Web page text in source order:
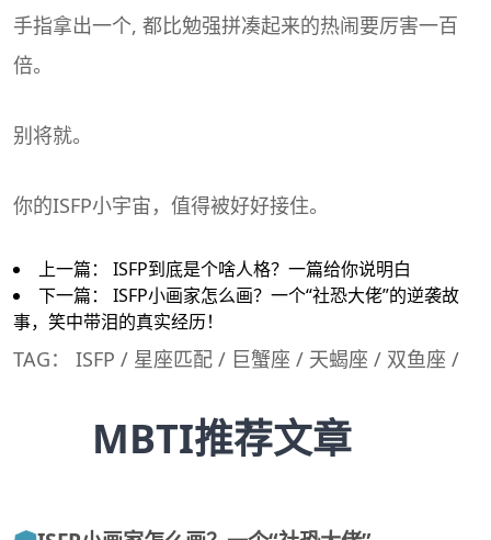
手指拿出一个, 都比勉强拼凑起来的热闹要厉害一百
倍。
别将就。
你的ISFP小宇宙，值得被好好接住。
上一篇： ISFP到底是个啥人格？一篇给你说明白
下一篇： ISFP小画家怎么画？一个“社恐大佬”的逆袭故
事，笑中带泪的真实经历！
TAG： ISFP / 星座匹配 / 巨蟹座 / 天蝎座 / 双鱼座 /
MBTI推荐文章